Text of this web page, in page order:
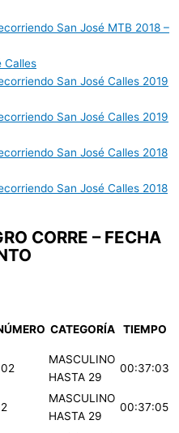
San José MTB 2018 –
Calles
San José Calles 2019
San José Calles 2019
San José Calles 2018
San José Calles 2018
CORRE – FECHA
CATEGORÍA TIEMPO
MASCULINO
HASTA 29
00:37:03
MASCULINO
HASTA 29
00:37:05